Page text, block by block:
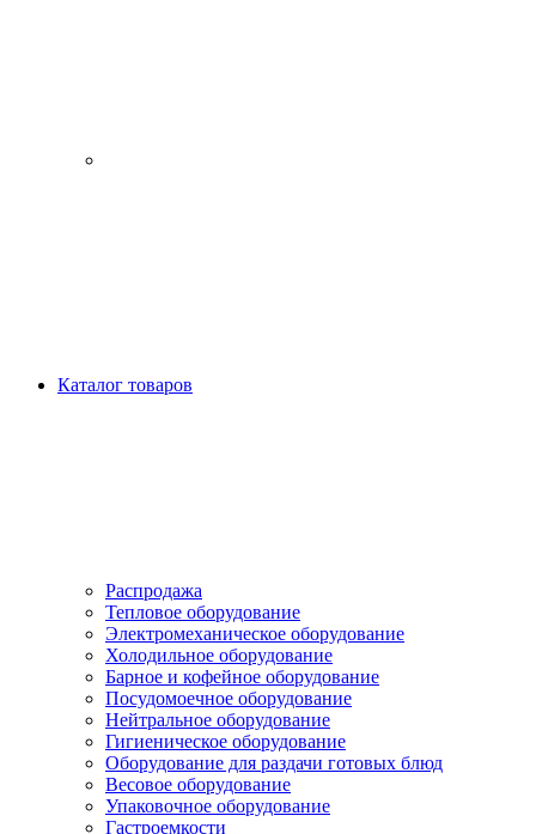
Каталог товаров
Распродажа
Тепловое оборудование
Электромеханическое оборудование
Холодильное оборудование
Барное и кофейное оборудование
Посудомоечное оборудование
Нейтральное оборудование
Гигиеническое оборудование
Оборудование для раздачи готовых блюд
Весовое оборудование
Упаковочное оборудование
Гастроемкости